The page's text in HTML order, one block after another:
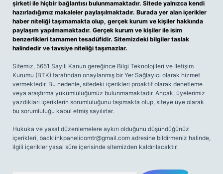
şirketi ile hiçbir bağlantısı bulunmamaktadır. Sitede yalnızca kendi
hazırladığımız makaleler paylaşılmaktadır. Burada yer alan içerikler
haber niteliği taşımamakta olup, gerçek kurum ve kişiler hakkında
paylaşım yapılmamaktadır. Gerçek kurum ve kişiler ile isim
benzerlikleri tamamen tesadüfidir. Sitemizdeki bilgiler taslak
halindedir ve tavsiye niteliği taşımazlar.
Sitemiz, 5651 Sayılı Kanun gereğince Bilgi Teknolojileri ve İletişim
Kurumu (BTK) tarafından onaylanmış bir Yer Sağlayıcı olarak hizmet
vermektedir. Bu nedenle, sitedeki içerikleri proaktif olarak denetleme
veya araştırma yükümlülüğümüz bulunmamaktadır. Ancak, üyelerimiz
yazdıkları içeriklerin sorumluluğunu taşımakta olup, siteye üye olarak
bu sorumluluğu kabul etmiş sayılırlar.
Hukuka ve yasal düzenlemelere aykırı olduğunu düşündüğünüz
içerikleri, backlinkpanelicomtr@gmail.com adresine bildirmeniz halinde,
ilgili içerikler yasal süre içerisinde sitemizden kaldırılacaktır.